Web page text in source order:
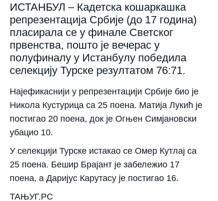
ИСТАНБУЛ – Кадетска кошаркашка
репрезентација Србије (до 17 година)
пласирала се у финале Светског
првенства, пошто је вечерас у
полуфиналу у Истанбулу победила
селекцију Турске резултатом 76:71.
Најефикаснији у репрезентацији Србије био је
Никола Кустурица са 25 поена. Матија Лукић је
постигао 20 поена, док је Огњен Симјановски
убацио 10.
У селекцији Турске истакао се Омер Кутлај са
25 поена. Бешир Брајант је забележио 17
поена, а Даријус Карутасу је постигао 16.
ТАЊУГ.РС